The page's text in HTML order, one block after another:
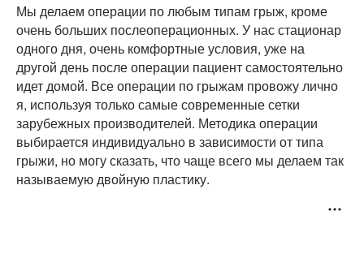
Мы делаем операции по любым типам грыж, кроме
очень больших послеоперационных. У нас стационар
одного дня, очень комфортные условия, уже на
другой день после операции пациент самостоятельно
идет домой. Все операции по грыжам провожу лично
я, используя только самые современные сетки
зарубежных производителей. Методика операции
выбирается индивидуально в зависимости от типа
грыжи, но могу сказать, что чаще всего мы делаем так
называемую двойную пластику.